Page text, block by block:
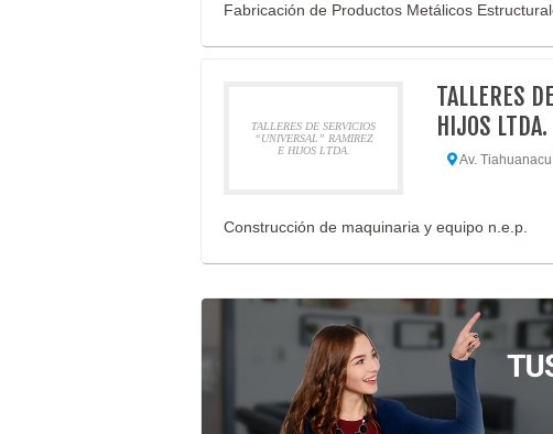
Fabricación de Productos Metálicos
TALLERES DE SERVICIOS
“UNIVERSAL” RAMIREZ
E HIJOS LTDA.
TALLERES
HIJOS LTDA.
Av.
Construcción de maquinaria y equipo n.e.p.